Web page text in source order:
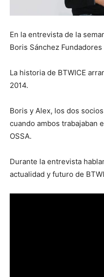
En la entrevista de la
Boris Sánchez Fundadores
La historia de BTWICE
2014.
Boris y Alex, los dos
cuando ambos trabajaban
OSSA.
Durante la entrevista
actualidad y futuro de